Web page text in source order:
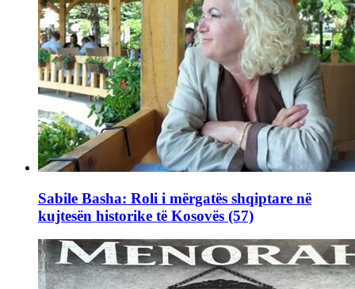
Sabile Basha: Roli i mërgatës shqiptare në
kujtesën historike të Kosovës (57)